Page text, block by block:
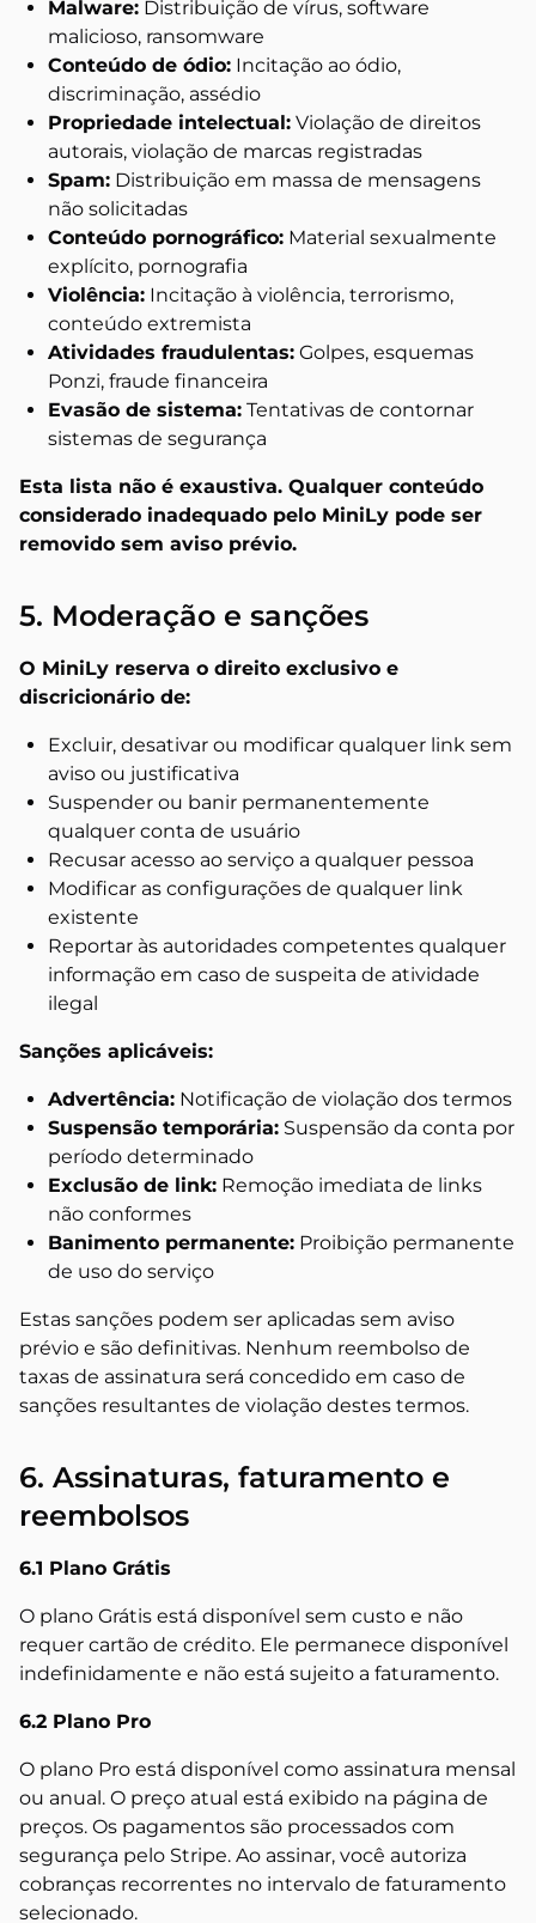
Malware: Distribuição de vírus, software
malicioso, ransomware
Conteúdo de ódio: Incitação ao ódio,
discriminação, assédio
Propriedade intelectual: Violação de direitos
autorais, violação de marcas registradas
Spam: Distribuição em massa de mensagens
não solicitadas
Conteúdo pornográfico: Material sexualmente
explícito, pornografia
Violência: Incitação à violência, terrorismo,
conteúdo extremista
Atividades fraudulentas: Golpes, esquemas
Ponzi, fraude financeira
Evasão de sistema: Tentativas de contornar
sistemas de segurança
Esta lista não é exaustiva. Qualquer conteúdo
considerado inadequado pelo MiniLy pode ser
removido sem aviso prévio.
5. Moderação e sanções
O MiniLy reserva o direito exclusivo e
discricionário de:
Excluir, desativar ou modificar qualquer link sem
aviso ou justificativa
Suspender ou banir permanentemente
qualquer conta de usuário
Recusar acesso ao serviço a qualquer pessoa
Modificar as configurações de qualquer link
existente
Reportar às autoridades competentes qualquer
informação em caso de suspeita de atividade
ilegal
Sanções aplicáveis:
Advertência: Notificação de violação dos termos
Suspensão temporária: Suspensão da conta por
período determinado
Exclusão de link: Remoção imediata de links
não conformes
Banimento permanente: Proibição permanente
de uso do serviço
Estas sanções podem ser aplicadas sem aviso
prévio e são definitivas. Nenhum reembolso de
taxas de assinatura será concedido em caso de
sanções resultantes de violação destes termos.
6. Assinaturas, faturamento e
reembolsos
6.1 Plano Grátis
O plano Grátis está disponível sem custo e não
requer cartão de crédito. Ele permanece disponível
indefinidamente e não está sujeito a faturamento.
6.2 Plano Pro
O plano Pro está disponível como assinatura mensal
ou anual. O preço atual está exibido na página de
preços. Os pagamentos são processados com
segurança pelo Stripe. Ao assinar, você autoriza
cobranças recorrentes no intervalo de faturamento
selecionado.